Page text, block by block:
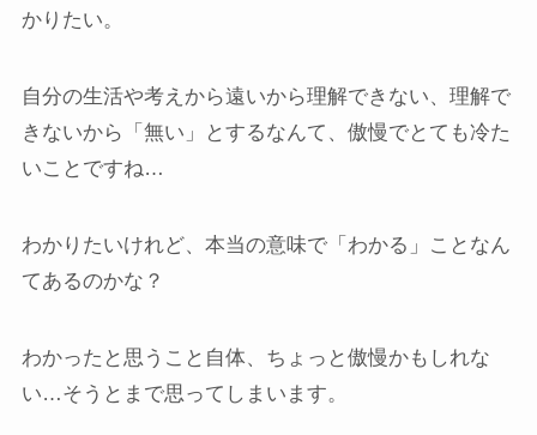
かりたい。
自分の生活や考えから遠いから理解できない、理解で
きないから「無い」とするなんて、傲慢でとても冷た
いことですね…
わかりたいけれど、本当の意味で「わかる」ことなん
てあるのかな？
わかったと思うこと自体、ちょっと傲慢かもしれな
い…そうとまで思ってしまいます。